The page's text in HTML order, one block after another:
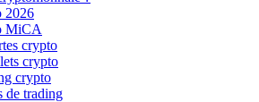
2026
MiCA
crypto
crypto
crypto
de trading